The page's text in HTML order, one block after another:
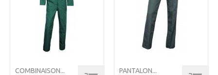
COMBINAISON... PANTALON...